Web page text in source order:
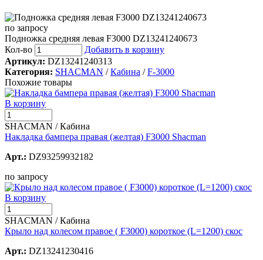
по запросу
Подножка средняя левая F3000 DZ13241240673
Кол-во
Добавить в корзину
Артикул: DZ13241240313
Категория: SHACMAN /Кабина /F-3000
Похожие товары
В корзину
SHACMAN / Кабина
Накладка бампера правая (желтая) F3000 Shacman
Арт.: DZ93259932182
по запросу
В корзину
SHACMAN / Кабина
Крыло над колесом правое ( F3000) короткое (L=1200) скос
Арт.: DZ13241230416